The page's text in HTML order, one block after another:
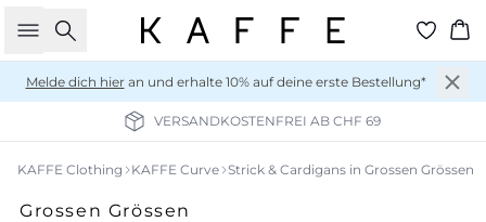
Suche
Melde dich hieran und erhalte 10% auf deine erste Bestellung*
VERSANDKOSTENFREI AB CHF 69
KAFFE Clothing KAFFE Curve Strick & Cardigans in Grossen Grössen
Grossen Grössen